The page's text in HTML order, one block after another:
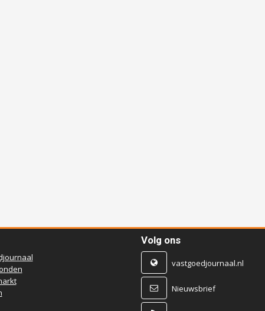
Volg ons
vastgoedjournaal.nl
Nieuwsbrief